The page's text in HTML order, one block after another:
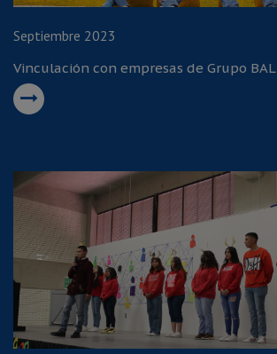
Septiembre 2023
Vinculación con empresas de Grupo BAL